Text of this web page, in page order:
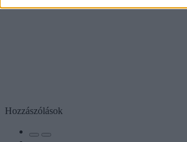
Hozzászólások